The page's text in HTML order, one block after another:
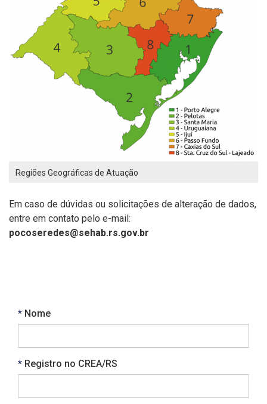
Regiões Geográficas de Atuação
Em caso de dúvidas ou solicitações de alteração de dados,
entre em contato pelo e-mail:
pocoseredes@sehab.rs.gov.br
NomeObrigatório
Registro no CREA/RS